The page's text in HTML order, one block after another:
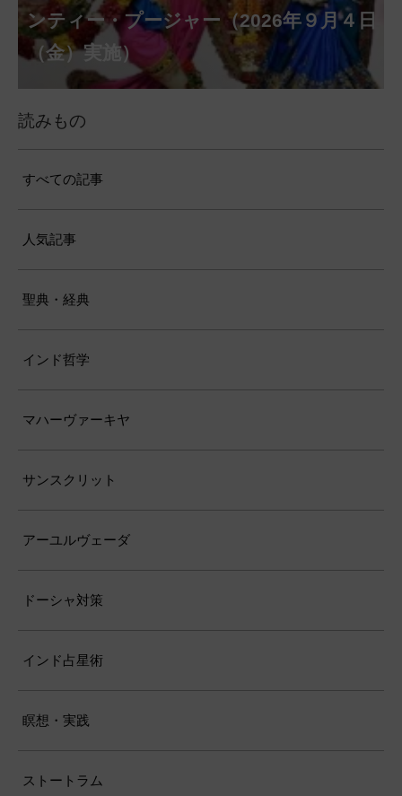
ミー・プージャー（2026年８月17日
（月）実施）
ミー・ヴラタ・プージャー（2026年８月
28日（金）実施）
ャトゥルティー・プージャー（2026年８
月31日（月）実施）
ンティー・プージャー（2026年９月４日
（金）実施）
トゥルティー・プージャー（2026年９月
14日（月）実施）
ー・ヴラタ・プージャー（2026年９月19
日（土）実施）
マーヴァシャー・プージャー（2026年10
月10日（土）実施）
パンチャミー、2026年８月17日（月）実
施）
リー・ジャヤンティー、2026年８月28日
（金）実施）
アンナダーナ・プロジェクト（食事の奉
仕）
ポストコロナ福祉活動支援募金
読みもの
すべての記事
人気記事
聖典・経典
インド哲学
マハーヴァーキヤ
サンスクリット
アーユルヴェーダ
ドーシャ対策
インド占星術
瞑想・実践
ストートラム